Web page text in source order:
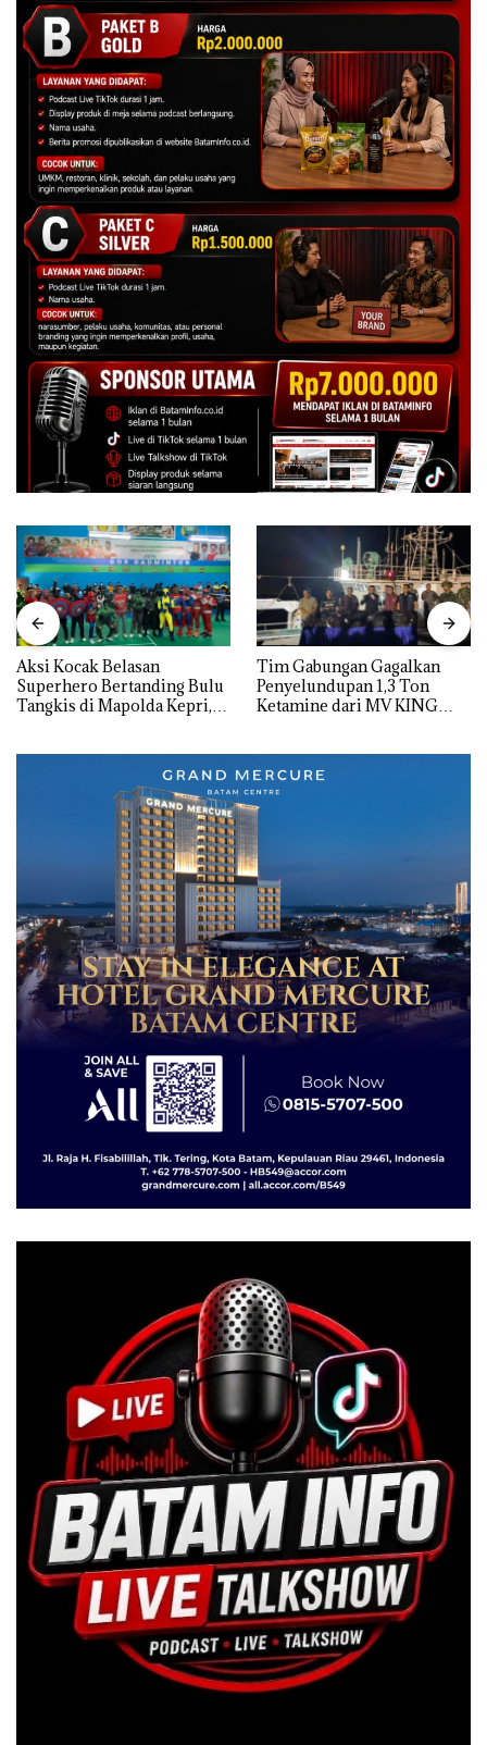
Aksi Kocak Belasan
Superhero Bertanding Bulu
Tangkis di Mapolda Kepri,
Tim Gabungan Gagalkan
Penyelundupan 1,3 Ton
Ketamine dari MV KING